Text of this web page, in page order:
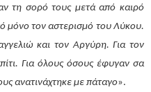
τη σορό τους μετά από καιρό
μόνο τον αστερισμό του Λύκου.
και τον Αργύρη. Για τον
Για όλους όσους έφυγαν σα
ανατινάχτηκε με πάταγο».